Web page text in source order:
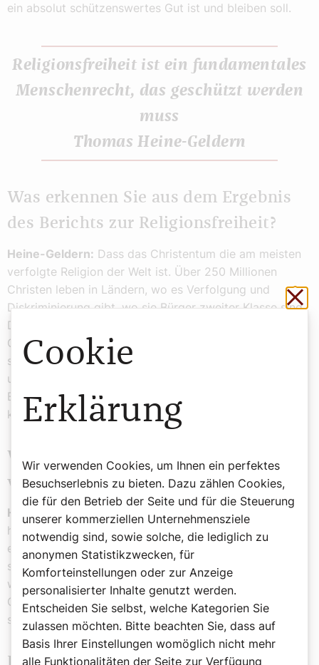
ein absolut schützenswertes Gut ist und bleiben soll.
Religionsfreiheit ist ein fundamentales
Menschenrecht, das geschützt werden
muss
Thomas Heine-Geldern
Was erkennen Sie aus dem Ergebnis
des Berichts zur Religionsfreiheit?
Heine-Geldern: Dass das Christentum die am meisten
verfolgte Religion der Welt ist. Über 250 Millionen
Christen leben in Ländern, wo es Verfolgung und
Diskriminierung gibt, wo sie Bürger zweiter Klasse sind.
Das aufzuzeigen, ist unsere Aufgabe. Nicht um den
Graben zu vertiefen und Hass und Zwiespalt zu sehen,
sondern um diesen Menschen eine Stimme zu verleihen
und ihnen die Möglichkeit zu geben, auch bei
Entscheidungsträgern der EU oder der UNO zu Wort zu
kommen.
Warum sind Christen die am meisten
verfolgte Religionsgemeinschaft?
Heine-Geldern:
Leider werden religiöse Minderheiten
häufig unterdrückt und Christen sind in vielen Ländern
eine solche. Auch die Botschaft Jesu Christi wird oft in
sich „als Ärgernis“ gesehen. Wenn wir die Schrift lesen,
wird uns immer wieder nahegebracht, dass wie als
Christen nicht auf einem Ruhekissen leben sollen,
sondern das Evangelium umzusetzen haben.
Cookie
Erklärung
Wir verwenden Cookies, um Ihnen ein perfektes
Besuchserlebnis zu bieten. Dazu zählen Cookies,
die für den Betrieb der Seite und für die Steuerung
unserer kommerziellen Unternehmensziele
notwendig sind, sowie solche, die lediglich zu
anonymen Statistikzwecken, für
Komforteinstellungen oder zur Anzeige
personalisierter Inhalte genutzt werden.
Entscheiden Sie selbst, welche Kategorien Sie
zulassen möchten. Bitte beachten Sie, dass auf
Basis Ihrer Einstellungen womöglich nicht mehr
alle Funktionalitäten der Seite zur Verfügung